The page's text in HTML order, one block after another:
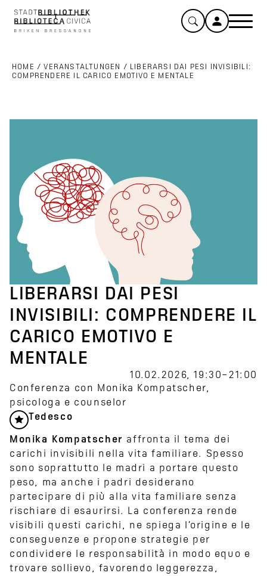
HOME /VERANSTALTUNGEN /
LIBERARSI DAI PESI INVISIBILI:
COMPRENDERE IL CARICO EMOTIVO E MENTALE
LIBERARSI DAI PESI
INVISIBILI: COMPRENDERE IL
CARICO EMOTIVO E
MENTALE
10.02.2026, 19:30–21:00
Conferenza con Monika Kompatscher,
psicologa e counselor
Tedesco
Monika Kompatscher affronta il tema dei
carichi invisibili nella vita familiare. Spesso
sono soprattutto le madri a portare questo
peso, ma anche i padri desiderano
partecipare di più alla vita familiare senza
rischiare di esaurirsi. La conferenza rende
visibili questi carichi, ne spiega l’origine e le
conseguenze e propone strategie per
condividere le responsabilità in modo equo e
trovare sollievo, favorendo leggerezza,